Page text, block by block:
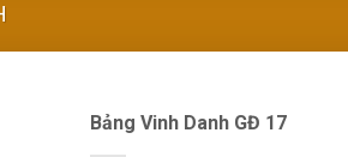
Bảng Vinh Danh GĐ 17